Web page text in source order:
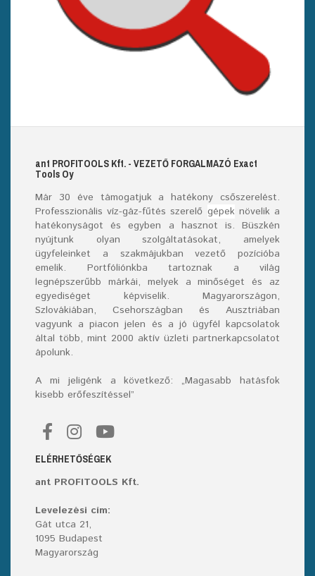
ant PROFITOOLS Kft. - VEZETŐ FORGALMAZÓ Exact
Tools Oy
Már 30 éve támogatjuk a hatékony csőszerelést.
Professzionális víz-gáz-fűtés szerelő gépeknövelik a
hatékonyságot és egyben a hasznot is. Büszkén
nyújtunk olyan szolgáltatásokat, amelyek
ügyfeleinket a szakmájukban vezető pozícióba
emelik. Portfóliónkba tartoznak a világ
legnépszerűbb márkái, melyek a minőséget és az
egyediséget képviselik. Magyarországon,
Szlovákiában, Csehországban és Ausztriában
vagyunk a piacon jelen és a jó ügyfél kapcsolatok
által több, mint 2000 aktív üzleti partnerkapcsolatot
ápolunk.
A mi jeligénk a következő: „Magasabb hatásfok
kisebb erőfeszítéssel”
ELÉRHETŐSÉGEK
ant PROFITOOLS Kft.
Levelezési cím:
Gát utca 21,
1095 Budapest
Magyarország